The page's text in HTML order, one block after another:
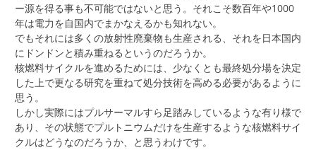
ー源を得る事も不可能ではないと思う。それこそ数百年や1000
年は電力を自国内でまかなえるかも知れない。
でもそれには多くの放射性廃棄物も生産される、それを日本国内
にドンドンと積み重ねるというのだろうか。
核燃料サイクルを進めるためには、少なくとも最終処分場を決定
した上で更なる研究を重ねて処分技術を高める必要があるように
思う。
しかし実際にはプルサーマルすら足踏みしているような有り様で
あり、その状態でプルトニウムだけを生産するような核燃料サイ
クルはどうなのだろうか、と思うわけです。